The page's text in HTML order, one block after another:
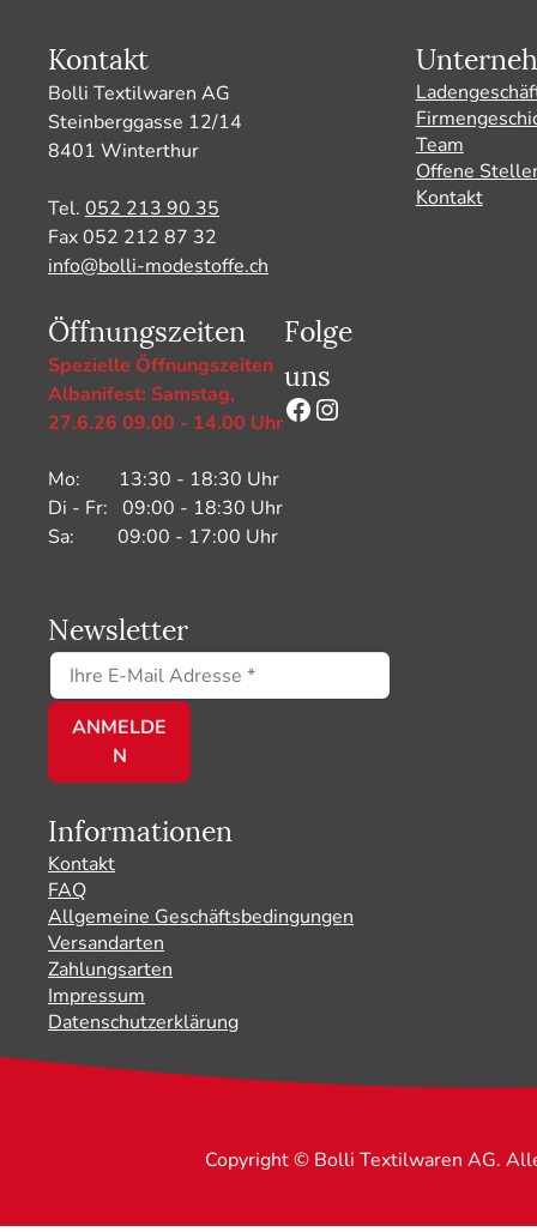
Kontakt
Bolli Textilwaren AG
Steinberggasse 12/14
8401 Winterthur
Tel. 052 213 90 35
Fax 052 212 87 32
info@bolli-modestoffe.ch
Öffnungszeiten
Spezielle Öffnungszeiten
Albanifest: Samstag,
27.6.26 09.00 - 14.00 Uhr
Mo: 13:30 - 18:30 Uhr
Di - Fr: 09:00 - 18:30 Uhr
Sa: 09:00 - 17:00 Uhr
Folge
uns
Facebook
Instagram
Newsletter
Team
Offene
Kontakt
Informationen
Kontakt
FAQ
Allgemeine Geschäftsbedingungen
Versandarten
Zahlungsarten
Impressum
Datenschutzerklärung
Copyright © Bolli Textilwaren AG.